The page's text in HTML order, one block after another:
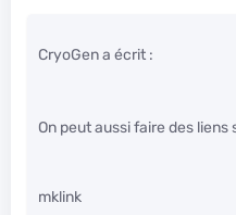
CryoGen a écrit :
On peut aussi faire des liens
mklink